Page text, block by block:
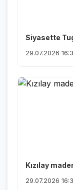
Siyasette
29.07.2026
Kızılay
29.07.2026